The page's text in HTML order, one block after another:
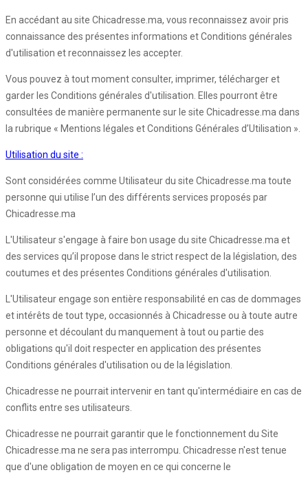
En accédant au site Chicadresse.ma, vous reconnaissez avoir pris
connaissance des présentes informations et Conditions générales
d'utilisation et reconnaissez les accepter.
Vous pouvez à tout moment consulter, imprimer, télécharger et
garder les Conditions générales d'utilisation. Elles pourront être
consultées de manière permanente sur le site Chicadresse.ma dans
la rubrique « Mentions légales et Conditions Générales d’Utilisation ».
Utilisation du site :
Sont considérées comme Utilisateur du site Chicadresse.ma toute
personne qui utilise l’un des différents services proposés par
Chicadresse.ma
L'Utilisateur s'engage à faire bon usage du site Chicadresse.ma et
des services qu’il propose dans le strict respect de la législation, des
coutumes et des présentes Conditions générales d'utilisation.
L'Utilisateur engage son entière responsabilité en cas de dommages
et intérêts de tout type, occasionnés à Chicadresse ou à toute autre
personne et découlant du manquement à tout ou partie des
obligations qu'il doit respecter en application des présentes
Conditions générales d'utilisation ou de la législation.
Chicadresse ne pourrait intervenir en tant qu'intermédiaire en cas de
conflits entre ses utilisateurs.
Chicadresse ne pourrait garantir que le fonctionnement du Site
Chicadresse.ma ne sera pas interrompu. Chicadresse n'est tenue
que d'une obligation de moyen en ce qui concerne le